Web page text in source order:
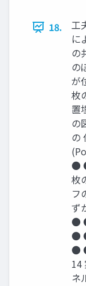
18.
工
に
の
の
が
枚
置
の
の
●
枚
フ
●
●
●
14
ネ